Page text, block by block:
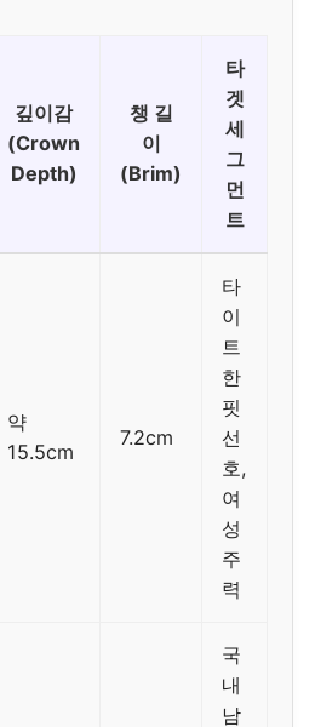
깊이감
(Crown
Depth)
챙 길
이
(Brim)
타
겟
세
그
먼
트
약
15.5cm
7.2cm
타
이
트
한
핏
선
호,
여
성
주
력
국
내
남